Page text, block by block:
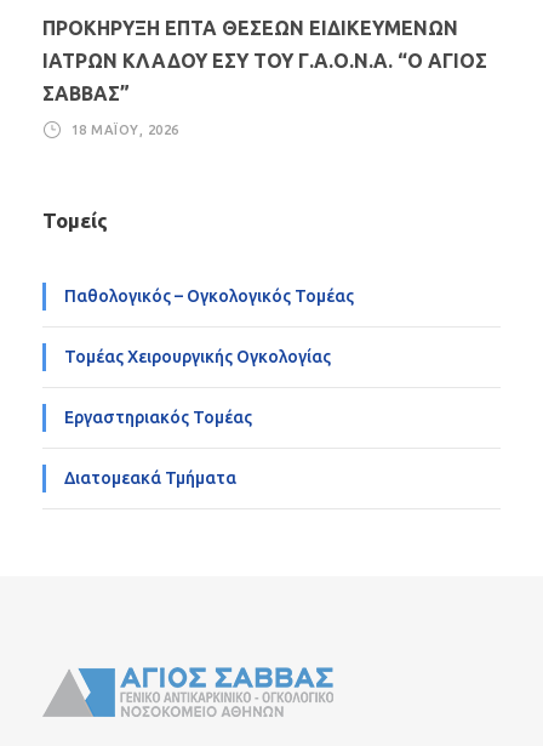
ΠΡΟΚΗΡΥΞΗ ΕΠΤΑ ΘΕΣΕΩΝ ΕΙΔΙΚΕΥΜΕΝΩΝ
ΙΑΤΡΩΝ ΚΛΑΔΟΥ ΕΣΥ ΤΟΥ Γ.Α.Ο.Ν.Α. “Ο ΑΓΙΟΣ
ΣΑΒΒΑΣ”
18 ΜΑΪ́ΟΥ, 2026
Τομείς
Παθολογικός – Ογκολογικός Τομέας
Τομέας Χειρουργικής Ογκολογίας
Εργαστηριακός Τομέας
Διατομεακά Τμήματα